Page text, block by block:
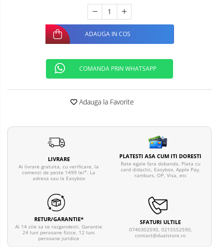
ADAUGA IN COS
COMANDA PRIN WHATSAPP
Adauga la Favorite
LIVRARE
Ai livrare gratuita, cu verificare, la
comenzi de peste 1499 lei*. La
adresa sau la Easybox
PLATESTI ASA CUM ITI DORESTI
Rate egale fara dobanda, Plata cu
card didactic, Easybox, Apple Pay,
ramburs, OP, Visa, etc
RETUR/GARANTIE*
Ai 14 zile sa te razgandesti. Garantie
24 luni persoane fizice, 12 luni
persoane juridice
SFATURI ULTILE
0740302590, 0215552590,
contact@dualstore.ro